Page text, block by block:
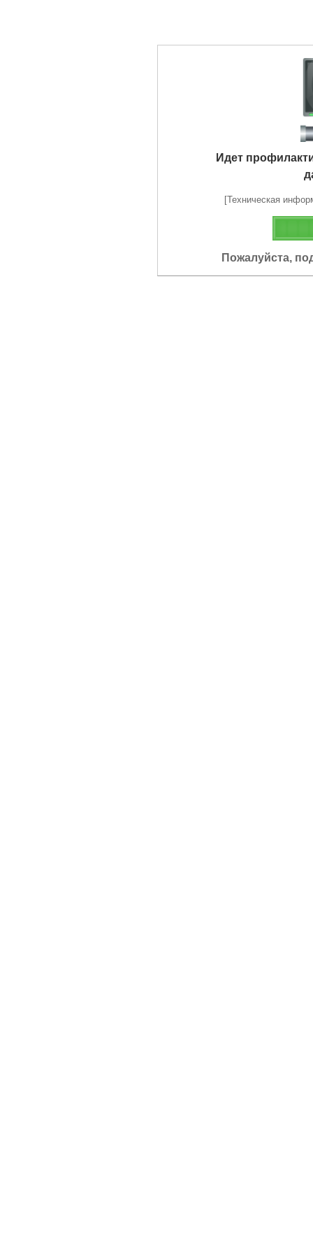
Идет
[Техническая
Пожалуйста,